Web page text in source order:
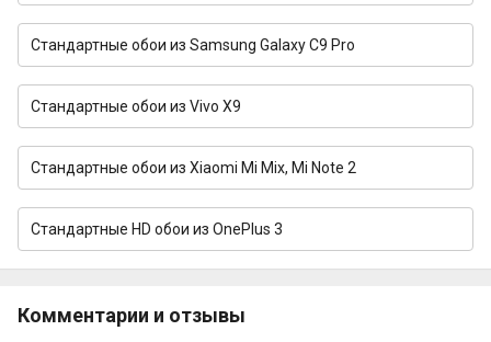
Стандартные обои из Samsung Galaxy C9 Pro
Стандартные обои из Vivo X9
Стандартные обои из Xiaomi Mi Mix, Mi Note 2
Стандартные HD обои из OnePlus 3
Комментарии и отзывы